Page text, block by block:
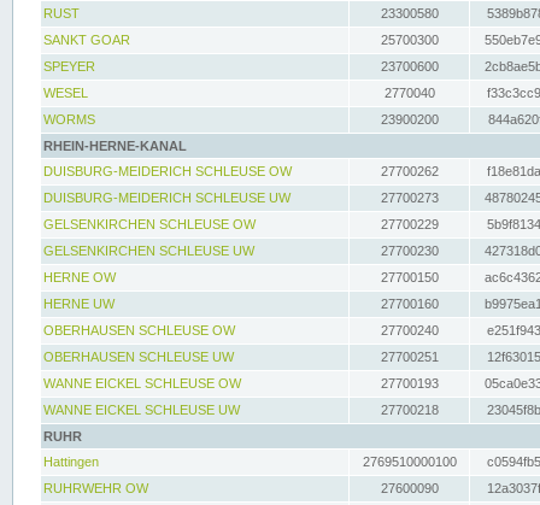
RUST
23300580
SANKT GOAR
25700300
SPEYER
23700600
WESEL
2770040
WORMS
23900200
RHEIN-HERNE-KANAL
DUISBURG-MEIDERICH SCHLEUSE OW
27700262
DUISBURG-MEIDERICH SCHLEUSE UW
27700273
GELSENKIRCHEN SCHLEUSE OW
27700229
GELSENKIRCHEN SCHLEUSE UW
27700230
HERNE OW
27700150
HERNE UW
27700160
OBERHAUSEN SCHLEUSE OW
27700240
OBERHAUSEN SCHLEUSE UW
27700251
WANNE EICKEL SCHLEUSE OW
27700193
WANNE EICKEL SCHLEUSE UW
27700218
RUHR
Hattingen
2769510000100
RUHRWEHR OW
27600090